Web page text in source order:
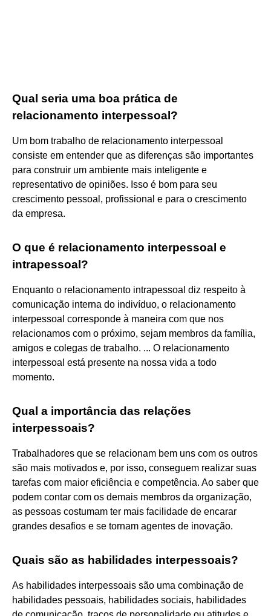
Qual seria uma boa prática de
relacionamento interpessoal?
Um bom trabalho de relacionamento interpessoal
consiste em entender que as diferenças são importantes
para construir um ambiente mais inteligente e
representativo de opiniões. Isso é bom para seu
crescimento pessoal, profissional e para o crescimento
da empresa.
O que é relacionamento interpessoal e
intrapessoal?
Enquanto o relacionamento intrapessoal diz respeito à
comunicação interna do indivíduo, o relacionamento
interpessoal corresponde à maneira com que nos
relacionamos com o próximo, sejam membros da família,
amigos e colegas de trabalho. ... O relacionamento
interpessoal está presente na nossa vida a todo
momento.
Qual a importância das relações
interpessoais?
Trabalhadores que se relacionam bem uns com os outros
são mais motivados e, por isso, conseguem realizar suas
tarefas com maior eficiência e competência. Ao saber que
podem contar com os demais membros da organização,
as pessoas costumam ter mais facilidade de encarar
grandes desafios e se tornam agentes de inovação.
Quais são as habilidades interpessoais?
As habilidades interpessoais são uma combinação de
habilidades pessoais, habilidades sociais, habilidades